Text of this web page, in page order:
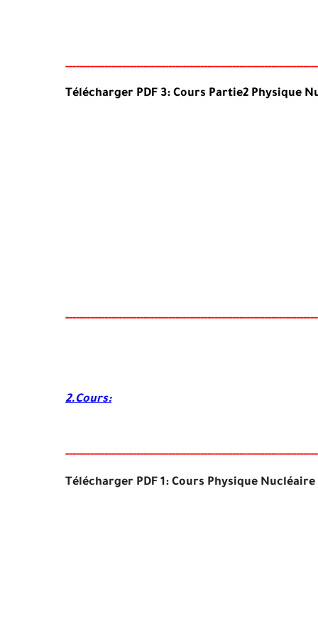
----------------------------------------------------------------------
Télécharger PDF 3: Cours Partie2 Physique
----------------------------------------------------------------------
2.Cours:
----------------------------------------------------------------------
Télécharger PDF 1: Cours Physique